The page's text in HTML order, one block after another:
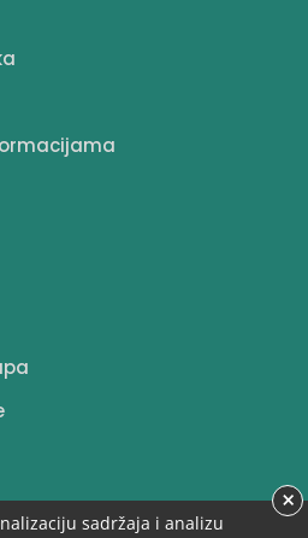
sadržaja i analizu
×